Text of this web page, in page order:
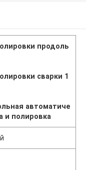
продоль
сварки 1
автоматиче
и полировка